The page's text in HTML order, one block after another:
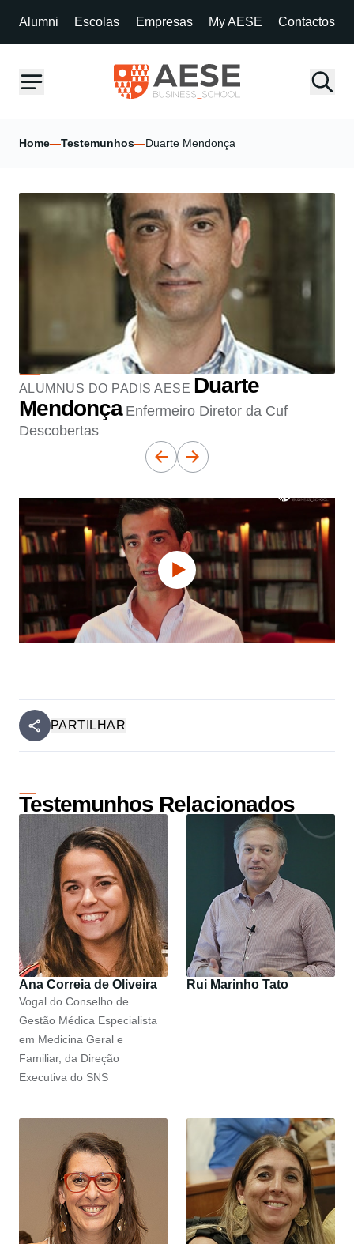
Alumni Escolas Empresas My AESE Contactos
Home—Testemunhos—Duarte Mendonça
ALUMNUS DO PADIS AESE Duarte
Mendonça Enfermeiro Diretor da Cuf
Descobertas
PARTILHAR
Testemunhos Relacionados
Ana Correia de Oliveira
Vogal do Conselho de
Gestão Médica Especialista
em Medicina Geral e
Familiar, da Direção
Executiva do SNS
Rui Marinho Tato